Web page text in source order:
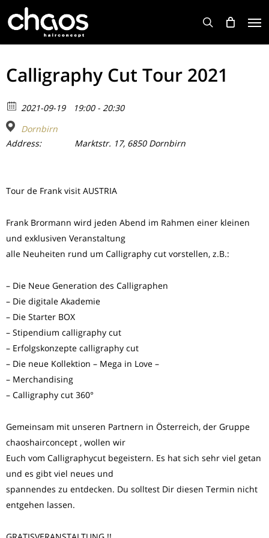
search
Calligraphy Cut Tour 2021
2021-09-19
19:00 - 20:30
Dornbirn
Address:
Marktstr. 17, 6850 Dornbirn
Tour de Frank visit AUSTRIA
Frank Brormann wird jeden Abend im Rahmen einer kleinen
und exklusiven Veranstaltung
alle Neuheiten rund um Calligraphy cut vorstellen, z.B.:
– Die Neue Generation des Calligraphen
– Die digitale Akademie
– Die Starter BOX
– Stipendium calligraphy cut
– Erfolgskonzepte calligraphy cut
– Die neue Kollektion – Mega in Love –
– Merchandising
– Calligraphy cut 360°
Gemeinsam mit unseren Partnern in Österreich, der Gruppe
chaoshairconcept , wollen wir
Euch vom Calligraphycut begeistern. Es hat sich sehr viel getan
und es gibt viel neues und
spannendes zu entdecken. Du solltest Dir diesen Termin nicht
entgehen lassen.